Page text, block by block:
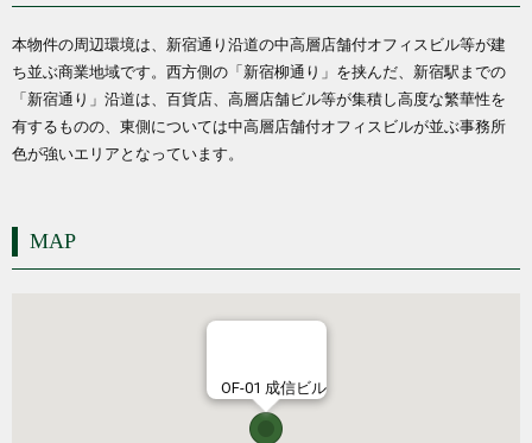
本物件の周辺環境は、新宿通り沿道の中高層店舗付オフィスビル等が建
ち並ぶ商業地域です。西方側の「新宿柳通り」を挟んだ、新宿駅までの
「新宿通り」沿道は、百貨店、高層店舗ビル等が集積し高度な繁華性を
有するものの、東側については中高層店舗付オフィスビルが並ぶ事務所
色が強いエリアとなっています。
MAP
OF-01 成信ビル